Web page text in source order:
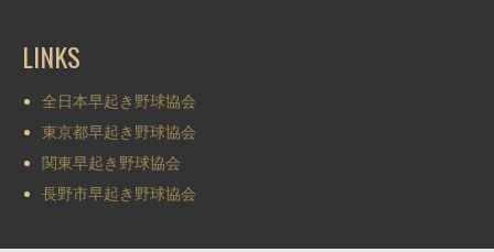
LINKS
全日本早起き野球協会
東京都早起き野球協会
関東早起き野球協会
長野市早起き野球協会